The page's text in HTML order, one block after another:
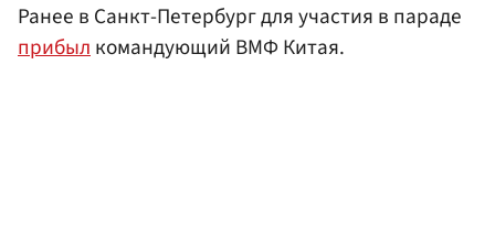
Ранее в Санкт-Петербург для участия в параде
прибылкомандующий ВМФ Китая.